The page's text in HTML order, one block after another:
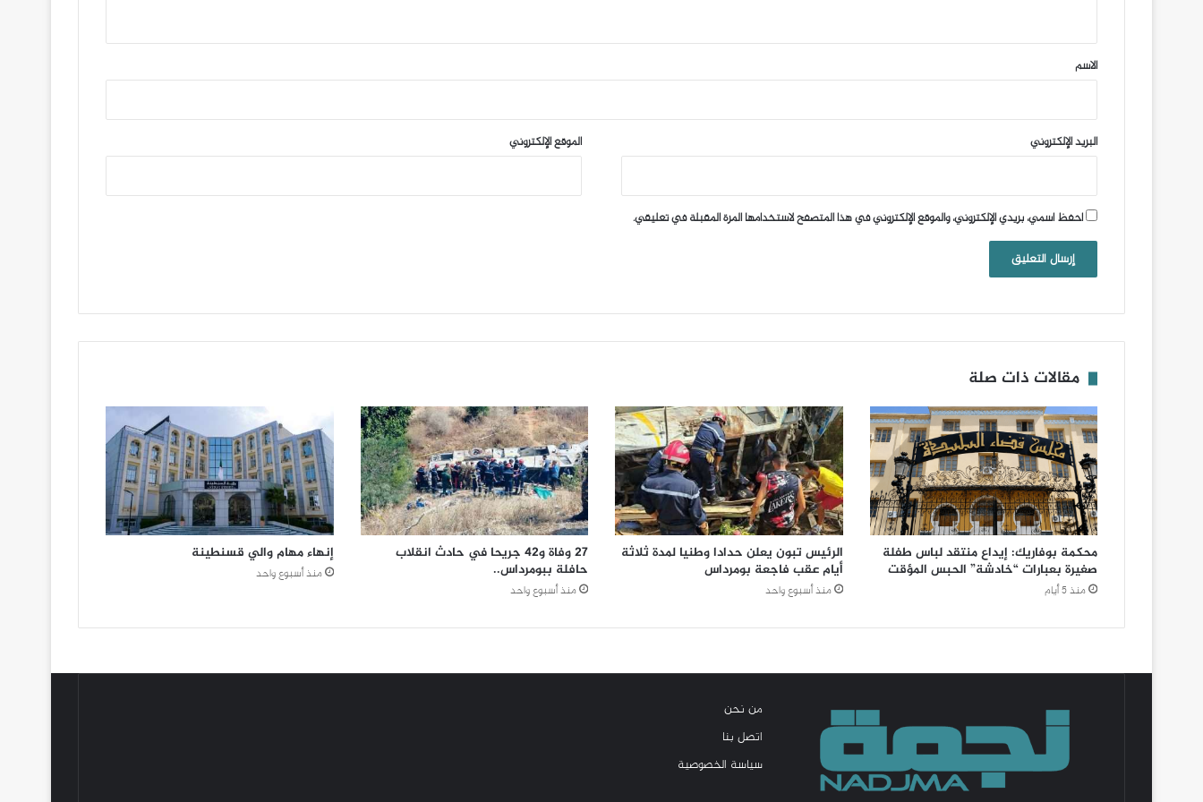
*
الاسم
البريد الإلكتروني الموقع الإلكتروني
احفظ اسمي، بريدي الإلكتروني، والموقع الإلكتروني في هذا المتصفح لاستخدامها المرة المقبلة في تعليقي.
مقالات ذات صلة
محكمة بوفاريك: إيداع منتقد لباس طفلة
صغيرة بعبارات “خادشة” الحبس المؤقت
منذ 5 أيام
الرئيس تبون يعلن حدادا وطنيا لمدة ثلاثة
أيام عقب فاجعة بومرداس
منذ أسبوع واحد
27 وفاة و42 جريحا في حادث انقلاب
حافلة ببومرداس..
منذ أسبوع واحد
إنهاء مهام والي قسنطينة
منذ أسبوع واحد
من نحن
اتصل بنا
سياسة الخصوصية